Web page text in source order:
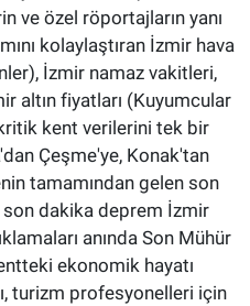
ve özel röportajların yanı
kolaylaştıran İzmir hava
İzmir namaz vakitleri,
altın fiyatları (Kuyumcular
kent verilerini tek bir
Çeşme'ye, Konak'tan
tamamından gelen son
dakika deprem İzmir
anında Son Mühür
ekonomik hayatı
turizm profesyonelleri için